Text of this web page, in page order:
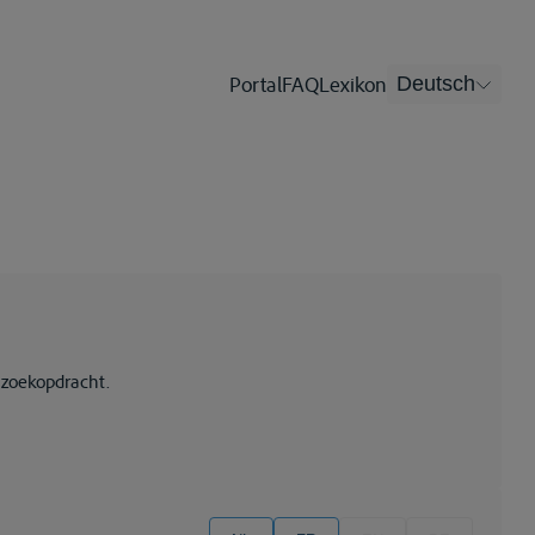
PortalFAQLexikon Deutsch